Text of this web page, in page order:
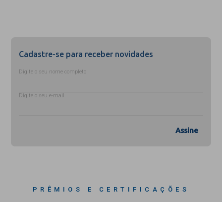
Cadastre-se para receber novidades
Digite o seu nome completo
Digite o seu e-mail
Assine
PRÊMIOS E CERTIFICAÇÕES